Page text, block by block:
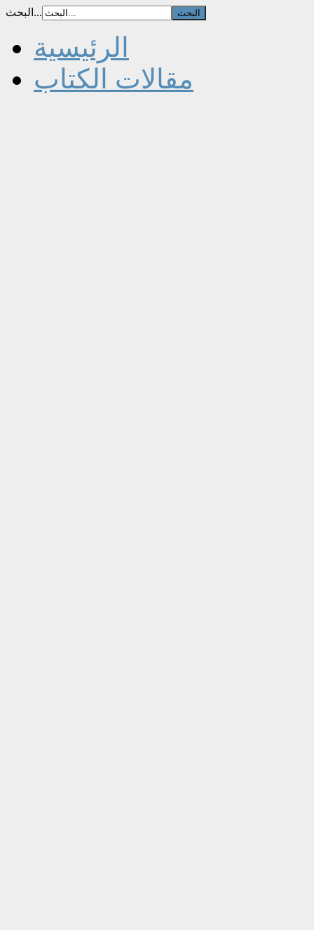
البحث...
الرئيسية
مقالات الكتاب